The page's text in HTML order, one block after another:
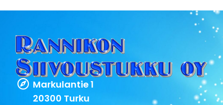
Markulantie 1
20300 Turku